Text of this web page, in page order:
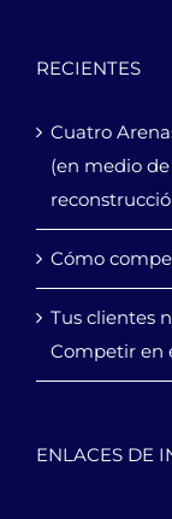
RECIENTES
Cuatro
(en medio
Cómo
Tus clientes
Competir en
ENLACES DE